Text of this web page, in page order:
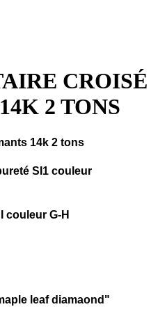
CROISÉ
2 TONS
14k 2 tons
SI1 couleur
couleur G-H
leaf diamaond"